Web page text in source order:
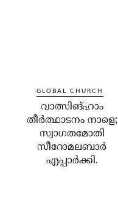
GLOBAL CHURCH
വാത്സിങ്ഹാം
തീർത്ഥാടനം നാളെ;
സ്വാഗതമോതി
സീറോമലബാർ
എപ്പാർക്കി.